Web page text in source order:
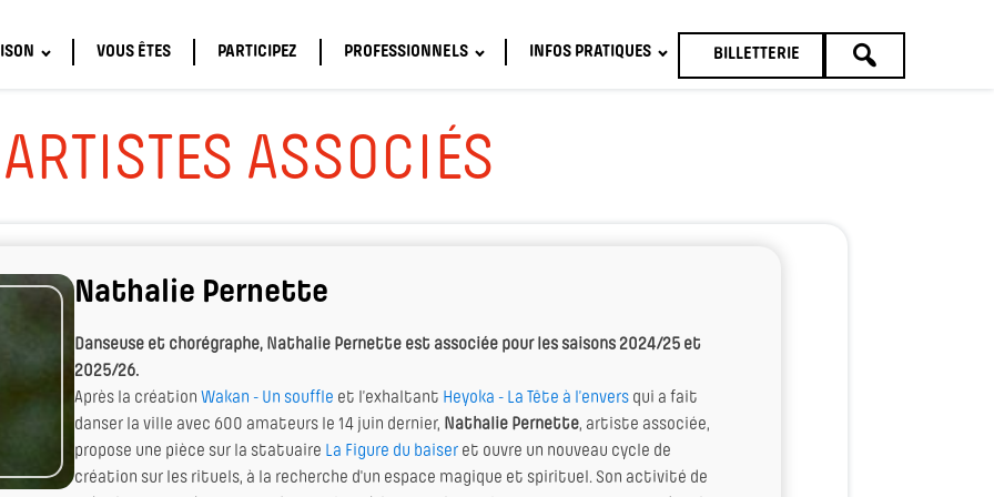
VOUS ÊTES PARTICIPEZ PROFESSIONNELS INFOS PRATIQUES BILLETTERIE
TOUTE
ARTISTES ASSOCIÉS
Nathalie Pernette
Danseuse et chorégraphe, Nathalie Pernette est associée pour les saisons 2024/25 et
2025/26.
Après la créationWakan - Un souffle et l’exhaltant Heyoka - La Tête à l’envers qui a fait
danser la ville avec 600 amateurs le 14 juin dernier, Nathalie Pernette, artiste associée,
propose une pièce sur la statuaire La Figure du baiser et ouvre un nouveau cycle de
création sur les rituels, à la recherche d'un espace magique et spirituel. Son activité de